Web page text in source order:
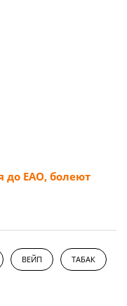
до ЕАО, болеют
ВЕЙП ТАБАК